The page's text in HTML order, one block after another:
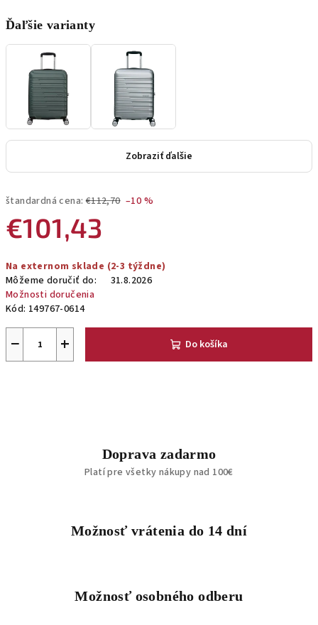
Ďaľšie varianty
Zobraziť ďalšie
štandardná cena: €112,70 –10 %
€101,43
cena:
Na externom sklade (2-3 týždne)
Môžeme doručiť do:
31.8.2026
Možnosti doručenia
Kód: 149767-0614
+
− Do košíka
Doprava zadarmo
Platí pre všetky nákupy nad 100€
Možnosť vrátenia do 14 dní
Možnosť osobného odberu